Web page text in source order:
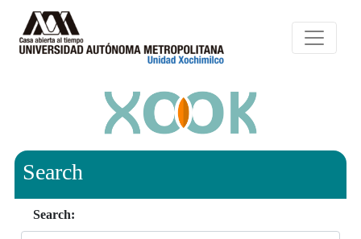
Search
Search: